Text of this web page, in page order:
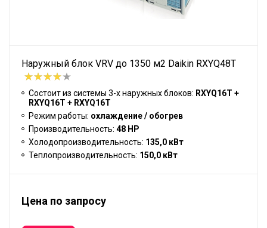
Наружный блок VRV до 1350 м2 Daikin RXYQ48T
Состоит из системы 3-х наружных блоков: RXYQ16T +
RXYQ16T + RXYQ16T
Режим работы: охлаждение / обогрев
Производительность: 48 HP
Холодопроизводительность: 135,0 кВт
Теплопроизводительность: 150,0 кВт
Цена по запросу